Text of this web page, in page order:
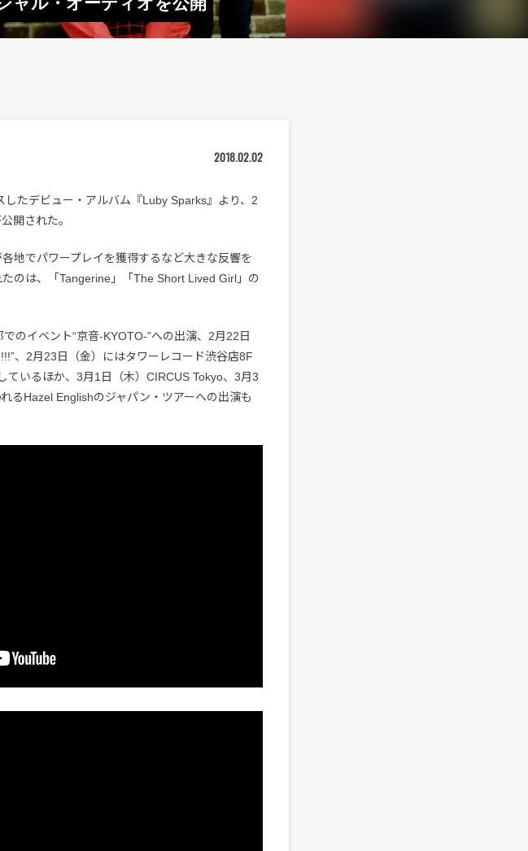
2018.02.02
たデビュー・アルバム『Luby Sparks』より、2
開された。
地でパワープレイを獲得するなど大きな反響を
のは、「Tangerine」「The Short Lived Girl」の
のイベント“京音-KYOTO-”への出演、2月22日
、2月23日（金）にはタワーレコード渋谷店8F
ているほか、3月1日（木）CIRCUS Tokyo、3月3
るHazel Englishのジャパン・ツアーへの出演も